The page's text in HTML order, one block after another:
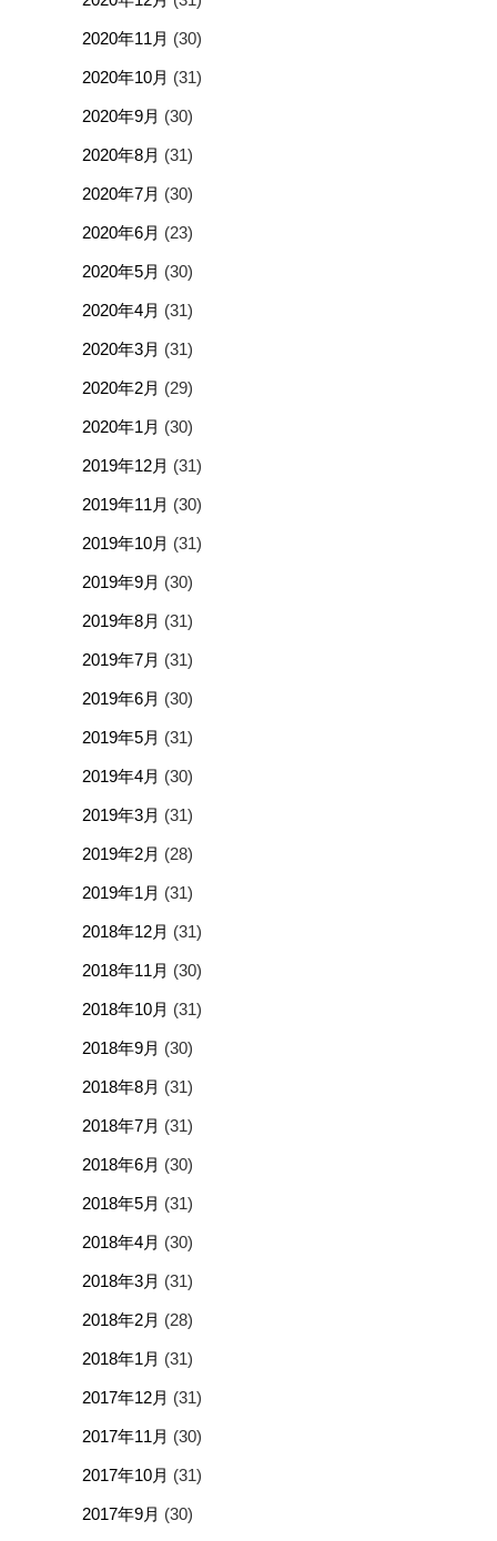
2020年11月 (30)
2020年10月 (31)
2020年9月 (30)
2020年8月 (31)
2020年7月 (30)
2020年6月 (23)
2020年5月 (30)
2020年4月 (31)
2020年3月 (31)
2020年2月 (29)
2020年1月 (30)
2019年12月 (31)
2019年11月 (30)
2019年10月 (31)
2019年9月 (30)
2019年8月 (31)
2019年7月 (31)
2019年6月 (30)
2019年5月 (31)
2019年4月 (30)
2019年3月 (31)
2019年2月 (28)
2019年1月 (31)
2018年12月 (31)
2018年11月 (30)
2018年10月 (31)
2018年9月 (30)
2018年8月 (31)
2018年7月 (31)
2018年6月 (30)
2018年5月 (31)
2018年4月 (30)
2018年3月 (31)
2018年2月 (28)
2018年1月 (31)
2017年12月 (31)
2017年11月 (30)
2017年10月 (31)
2017年9月 (30)